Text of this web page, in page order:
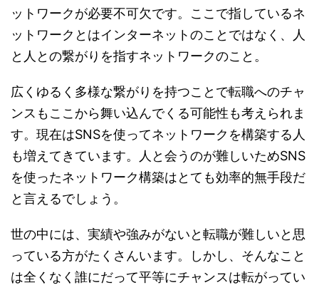
ットワークが必要不可欠です。ここで指しているネ
ットワークとはインターネットのことではなく、人
と人との繋がりを指すネットワークのこと。
広くゆるく多様な繋がりを持つことで転職へのチャ
ンスもここから舞い込んでくる可能性も考えられま
す。現在はSNSを使ってネットワークを構築する人
も増えてきています。人と会うのが難しいためSNS
を使ったネットワーク構築はとても効率的無手段だ
と言えるでしょう。
世の中には、実績や強みがないと転職が難しいと思
っている方がたくさんいます。しかし、そんなこと
は全くなく誰にだって平等にチャンスは転がってい